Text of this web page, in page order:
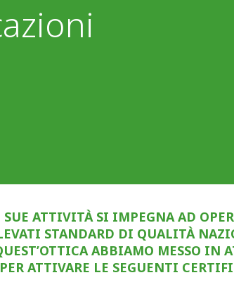
SUE ATTIVITÀ SI IMPEGNA AD
STANDARD DI QUALITÀ
ABBIAMO MESSO IN
ATTIVARE LE SEGUENTI